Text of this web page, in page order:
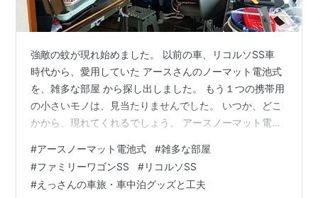
強敵の蚊が現れ始めました。 以前の車、リコルソSS車
時代から、愛用していた アースさんのノーマット電池式
を、雑多な部屋 から探し出しました。 もう１つの携帯用
の小さいモノは、見当たりませんでした。 いつか、どこ
かから、現れてくれるでしょう。 アースノーマット電池
ドが無いので､車中泊やアウトドア用には、相性が良いと
思います。 【防除用医薬部外品】アースノーマット 電池
式 180日用 蚊取り ホワイトシルバー 発売日:
#アースノーマット電池式 #雑多な部屋
#ファミリーワゴンSS #リコルソSS
#えっさんの車旅・車中泊グッズと工夫